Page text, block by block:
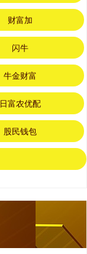
财富加
闪牛
牛金财富
日富农优配
股民钱包